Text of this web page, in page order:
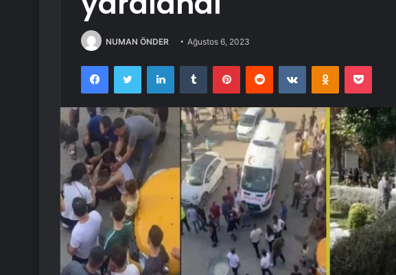
NUMAN ÖNDER Ağustos 6, 2023
FacebookTwitter LinkedInTumblr PinterestReddit VKontakteOdnoklassniki
Pocket